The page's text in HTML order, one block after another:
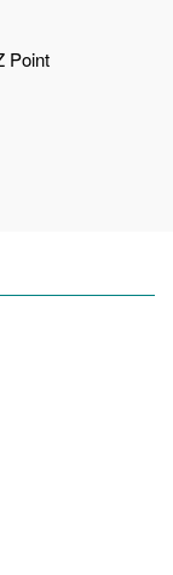
Point